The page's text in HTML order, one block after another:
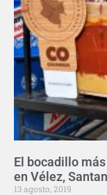
El bocadillo
en Vélez,
13 agosto, 2019